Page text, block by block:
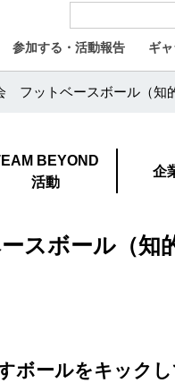
参加する・活動報告 ギ
フットベースボール（知
BEYOND
活動
企
スボール（知
ボールをキック